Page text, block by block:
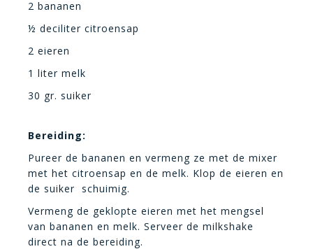
2 bananen
½ deciliter citroensap
2 eieren
1 liter melk
30 gr. suiker
Bereiding:
Pureer de bananen en vermeng ze met de mixer
met het citroensap en de melk. Klop de eieren en
de suiker schuimig.
Vermeng de geklopte eieren met het mengsel
van bananen en melk. Serveer de milkshake
direct na de bereiding.